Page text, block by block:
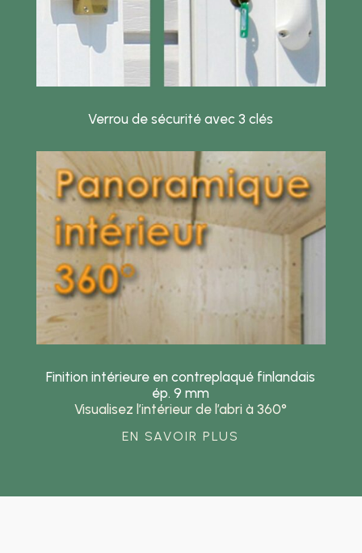
Verrou de sécurité avec 3 clés
Finition intérieure en contreplaqué finlandais
ép. 9 mm
Visualisez l’intérieur de l’abri à 360°
EN SAVOIR PLUS